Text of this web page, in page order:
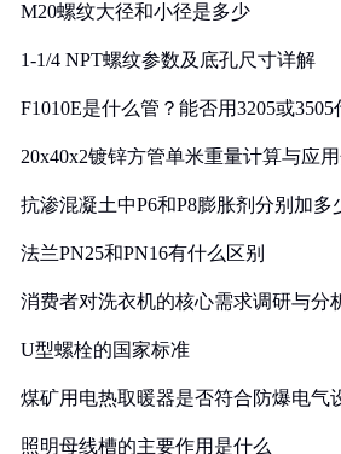
M20螺纹大径和小径是多少
1-1/4 NPT螺纹参数及底孔尺寸详解
F1010E是什么管？能否用3205或3505
20x40x2镀锌方管单米重量计算与应
抗渗混凝土中P6和P8膨胀剂分别加多
法兰PN25和PN16有什么区别
消费者对洗衣机的核心需求调研与分
U型螺栓的国家标准
煤矿用电热取暖器是否符合防爆电气
照明母线槽的主要作用是什么